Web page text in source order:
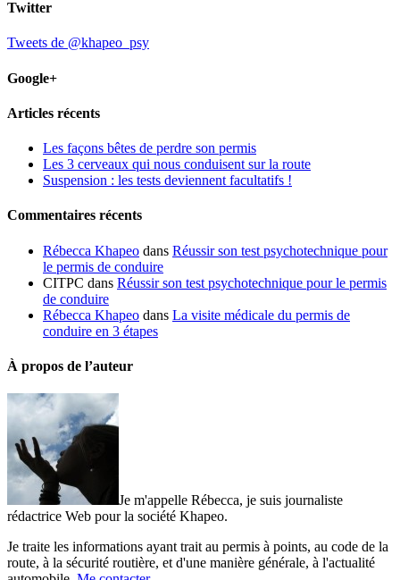
Twitter
Tweets de @khapeo_psy
Google+
Articles récents
Les façons bêtes de perdre son permis
Les 3 cerveaux qui nous conduisent sur la route
Suspension : les tests deviennent facultatifs !
Commentaires récents
Rébecca Khapeo dans Réussir son test psychotechnique pour
le permis de conduire
CITPC dans Réussir son test psychotechnique pour le permis
de conduire
Rébecca Khapeo dans La visite médicale du permis de
conduire en 3 étapes
À propos de l’auteur
Je m'appelle Rébecca, je suis journaliste
rédactrice Web pour la société Khapeo.
Je traite les informations ayant trait au permis à points, au code de la
route, à la sécurité routière, et d'une manière générale, à l'actualité